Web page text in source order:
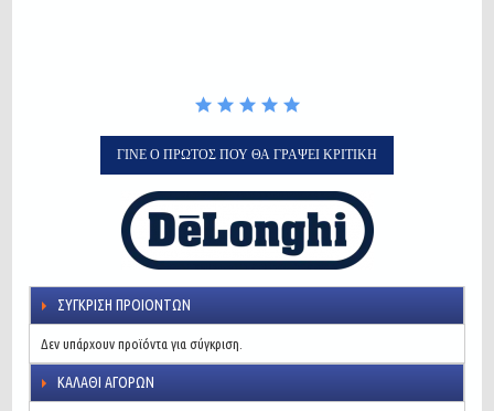
ΓΊΝΕ Ο ΠΡΏΤΟΣ ΠΟΥ ΘΑ ΓΡΆΨΕΙ ΚΡΙΤΙΚΉ
ΣΎΓΚΡΙΣΗ ΠΡΟΙΌΝΤΩΝ
Δεν υπάρχουν προϊόντα για σύγκριση.
ΚΑΛΆΘΙ ΑΓΟΡΏΝ